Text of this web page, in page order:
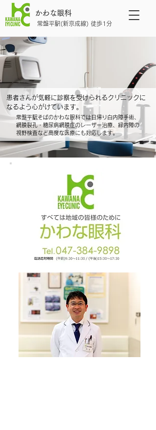
かわな眼科
常盤平駅(新京成線) 徒歩1分
患者さんが気軽に診察を受けられるクリニックに
なるよう心がけています。
常盤平駅そばのかわな眼科では日帰り白内障手術、
網膜裂孔・糖尿病網膜症のレーザー治療、緑内障の
視野検査など高度な医療にも対応します。